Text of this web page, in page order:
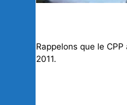
Rappelons que le
2011.